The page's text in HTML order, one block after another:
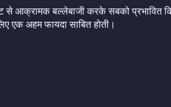
आक्रामक बल्लेबाजी करके सबको प्रभावित
एक अहम फायदा साबित होती।